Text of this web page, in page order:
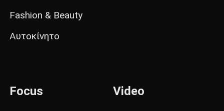
Fashion & Beauty
Αυτοκίνητο
Focus Video